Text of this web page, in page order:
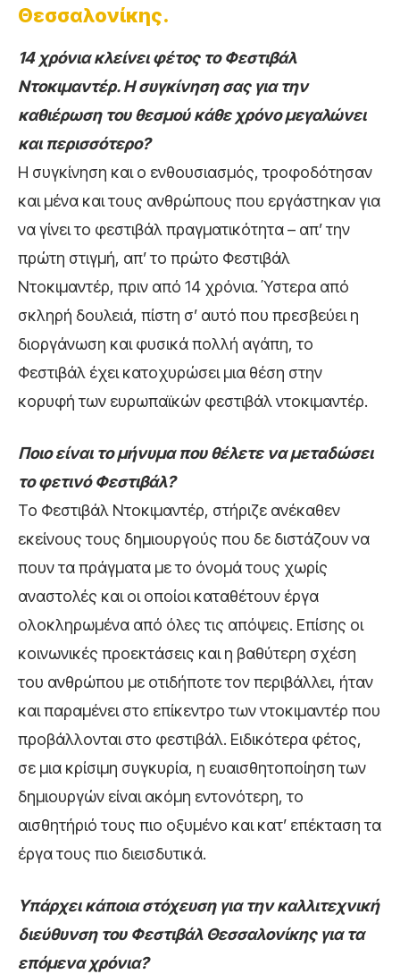
Θεσσαλονίκης.
14 χρόνια κλείνει φέτος το Φεστιβάλ
Ντοκιμαντέρ. Η συγκίνηση σας για την
καθιέρωση του θεσμού κάθε χρόνο μεγαλώνει
και περισσότερο?
Η συγκίνηση και ο ενθουσιασμός, τροφοδότησαν
και μένα και τους ανθρώπους που εργάστηκαν για
να γίνει το φεστιβάλ πραγματικότητα – απ’ την
πρώτη στιγμή, απ’ το πρώτο Φεστιβάλ
Ντοκιμαντέρ, πριν από 14 χρόνια. Ύστερα από
σκληρή δουλειά, πίστη σ’ αυτό που πρεσβεύει η
διοργάνωση και φυσικά πολλή αγάπη, το
Φεστιβάλ έχει κατοχυρώσει μια θέση στην
κορυφή των ευρωπαϊκών φεστιβάλ ντοκιμαντέρ.
Ποιο είναι το μήνυμα που θέλετε να μεταδώσει
το φετινό Φεστιβάλ?
Το Φεστιβάλ Ντοκιμαντέρ, στήριζε ανέκαθεν
εκείνους τους δημιουργούς που δε διστάζουν να
πουν τα πράγματα με το όνομά τους χωρίς
αναστολές και οι οποίοι καταθέτουν έργα
ολοκληρωμένα από όλες τις απόψεις. Επίσης οι
κοινωνικές προεκτάσεις και η βαθύτερη σχέση
του ανθρώπου με οτιδήποτε τον περιβάλλει, ήταν
και παραμένει στο επίκεντρο των ντοκιμαντέρ που
προβάλλονται στο φεστιβάλ. Ειδικότερα φέτος,
σε μια κρίσιμη συγκυρία, η ευαισθητοποίηση των
δημιουργών είναι ακόμη εντονότερη, το
αισθητήριό τους πιο οξυμένο και κατ’ επέκταση τα
έργα τους πιο διεισδυτικά.
Υπάρχει κάποια στόχευση για την καλλιτεχνική
διεύθυνση του Φεστιβάλ Θεσσαλονίκης για τα
επόμενα χρόνια?